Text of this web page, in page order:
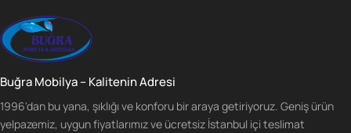
Buğra Mobilya – Kalitenin Adresi
1996'dan bu yana, şıklığı ve konforu bir araya getiriyoruz. Geniş ürün
yelpazemiz, uygun fiyatlarımız ve ücretsiz İstanbul içi teslimat